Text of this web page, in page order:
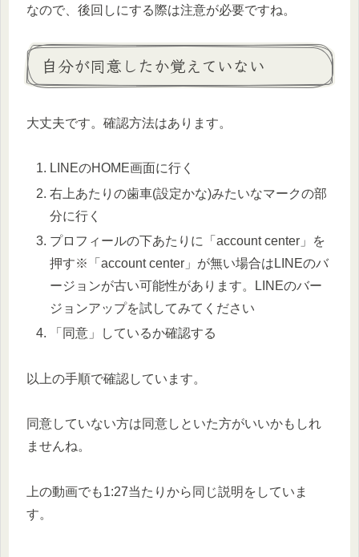
なので、後回しにする際は注意が必要ですね。
自分が同意したか覚えていない
大丈夫です。確認方法はあります。
LINEのHOME画面に行く
右上あたりの歯車(設定かな)みたいなマークの部
分に行く
プロフィールの下あたりに「account center」を
押す※「account center」が無い場合はLINEのバ
ージョンが古い可能性があります。LINEのバー
ジョンアップを試してみてください
「同意」しているか確認する
以上の手順で確認しています。
同意していない方は同意しといた方がいいかもしれ
ませんね。
上の動画でも1:27当たりから同じ説明をしていま
す。